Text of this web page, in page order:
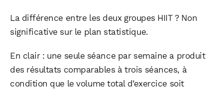
La différence entre les deux groupes HIIT ? Non
significative sur le plan statistique.
En clair : une seule séance par semaine a produit
des résultats comparables à trois séances, à
condition que le volume total d’exercice soit